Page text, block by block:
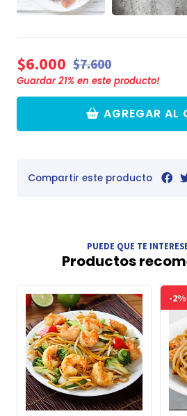
$6.000 $7.600
Guardar21% en este producto!
AGREGAR AL
Compartir este producto
PUEDE QUE TE
Productos
-